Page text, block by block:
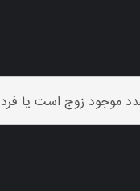
موجود زوج است یا فرد